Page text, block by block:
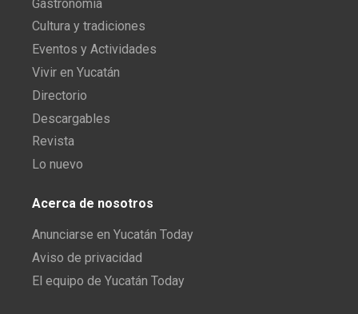
Gastronomía
Cultura y tradiciones
Eventos y Actividades
Vivir en Yucatán
Directorio
Descargables
Revista
Lo nuevo
Acerca de nosotros
Anunciarse en Yucatán Today
Aviso de privacidad
El equipo de Yucatán Today